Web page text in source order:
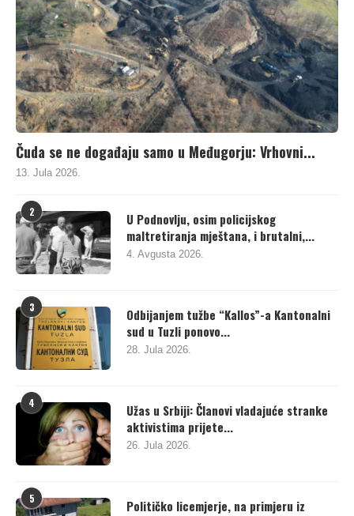
Čuda se ne događaju samo u Međugorju: Vrhovni...
13. Jula 2026.
2
U Podnovlju, osim policijskog
maltretiranja mještana, i brutalni,...
4. Avgusta 2026.
3
Odbijanjem tužbe “Kallos”-a Kantonalni
sud u Tuzli ponovo...
28. Jula 2026.
4
Užas u Srbiji: Članovi vladajuće stranke
aktivistima prijete...
26. Jula 2026.
5
Političko licemjerje, na primjeru iz